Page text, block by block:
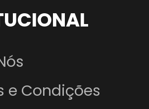
e Condições